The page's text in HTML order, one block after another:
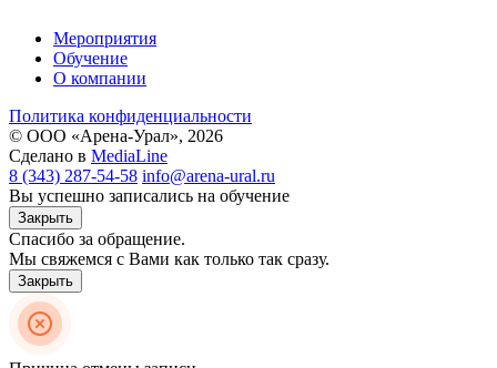
Мероприятия
Обучение
О компании
Политика конфиденциальности
© ООО «Арена-Урал», 2026
Сделано в MediaLine
8 (343) 287-54-58 info@arena-ural.ru
Вы успешно записались на обучение
Закрыть
Спасибо за обращение.
Мы свяжемся с Вами как только так сразу.
Закрыть